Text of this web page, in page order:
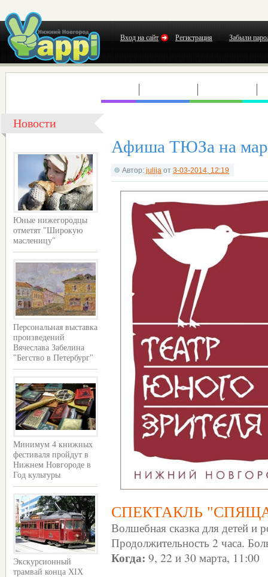
Вход на сайт Регистрация Забыли
Новости
Юные нижегородцы
отметят "Широкую
масленицу"
Персональная выставка
произведений
Вячеслава Забелина
"Бегство в Петербург"
Минимум 4 книжных
фестиваля пройдут в
Нижнем Новгороде в
Год культуры
Экскурсионный
трамвай конца XIX
Афиша ТЮЗа на
Автор: julija от 3-03-2014, 12:19
СПЕКТАКЛЬ
Волшебная сказка для детей и
Продолжительность 2 часа.
Когда: 9, 22 и 30 марта, 11:00